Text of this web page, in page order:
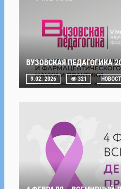
ВУЗОВСКАЯ ПЕДАГОГИКА
9.02. 2026 321